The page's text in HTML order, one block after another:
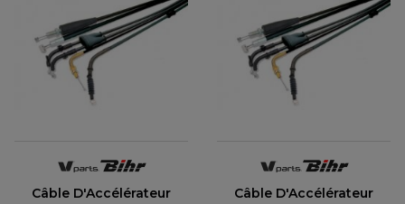
Câble D'Accélérateur
Câble D'Accélérateur